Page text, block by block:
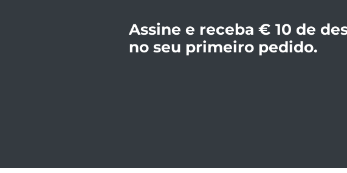
Assine e receba € 10 de
no seu primeiro pedido.